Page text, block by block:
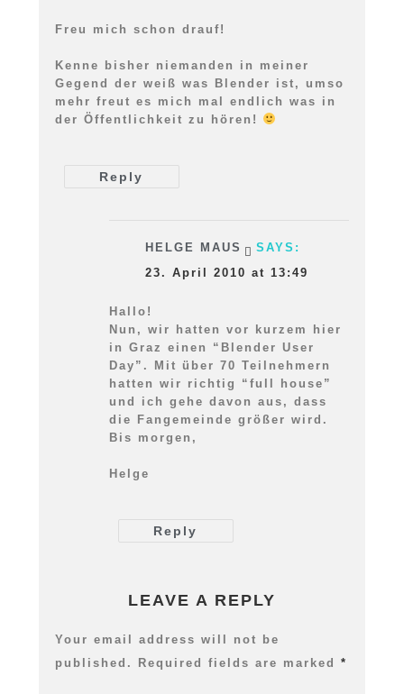
Freu mich schon drauf!
Kenne bisher niemanden in meiner
Gegend der weiß was Blender ist, umso
mehr freut es mich mal endlich was in
der Öffentlichkeit zu hören!
Reply
HELGE MAUS
SAYS:
23. April 2010 at 13:49
Hallo!
Nun, wir hatten vor kurzem hier
in Graz einen “Blender User
Day”. Mit über 70 Teilnehmern
hatten wir richtig “full house”
und ich gehe davon aus, dass
die Fangemeinde größer wird.
Bis morgen,
Helge
Reply
LEAVE A REPLY
Your email address will not be
published.
Required fields are marked *